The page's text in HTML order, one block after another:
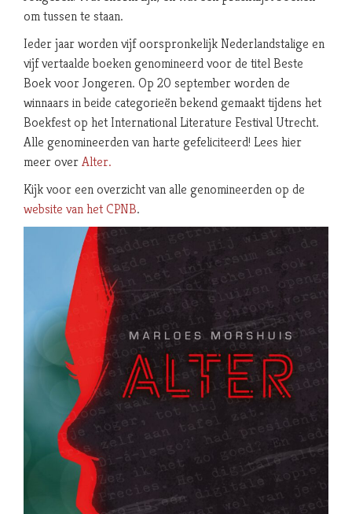
om tussen te staan.
Ieder jaar worden vijf oorspronkelijk Nederlandstalige en
vijf vertaalde boeken genomineerd voor de titel Beste
Boek voor Jongeren. Op 20 september worden de
winnaars in beide categorieën bekend gemaakt tijdens het
Boekfest op het International Literature Festival Utrecht.
Alle genomineerden van harte gefeliciteerd! Lees hier
meer overAlter.
Kijk voor een overzicht van alle genomineerden op de
website van het CPNB.